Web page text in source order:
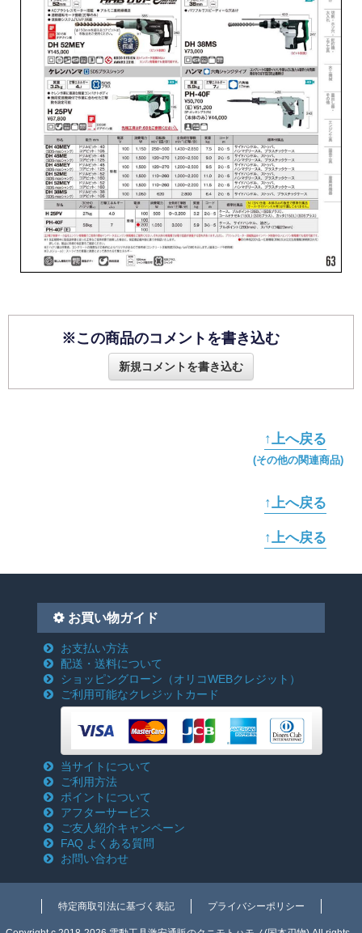
※この商品のコメントを書き込む
新規コメントを書き込む
↑上へ戻る
(その他の関連商品)
↑上へ戻る
↑上へ戻る
お買い物ガイド
お支払い方法
配送・送料について
ショッピングローン （オリコWEBクレジット）
ご利用可能なクレジットカード
当サイトについて
ご利用方法
ポイントについて
アフターサービス
ご友人紹介キャンペーン
FAQ よくある質問
お問い合わせ
特定商取引法に基づく表記 プライバシーポリシー